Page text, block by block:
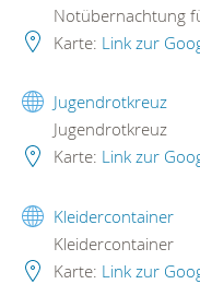
Notübernachtung
Karte: Link zur
Jugendrotkreuz
Jugendrotkreuz
Karte: Link zur
Kleidercontainer
Kleidercontainer
Karte: Link zur